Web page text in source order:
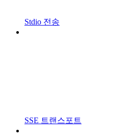
Stdio 전송
SSE 트랜스포트